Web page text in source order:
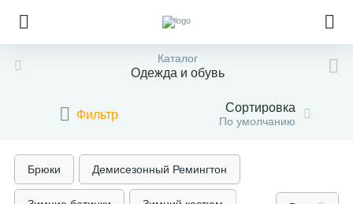
Каталог
Одежда и обувь
Фильтр Сортировка
По умолчанию
Брюки Демисезонный Ремингтон